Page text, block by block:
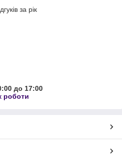
за рік
до 17:00
роботи